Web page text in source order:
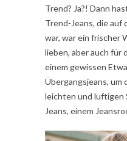
Trend? Ja?! Dann
Trend-Jeans, die auf
war, war ein frischer
lieben, aber auch für
einem gewissen
Übergangsjeans, um
leichten und luftigen
Jeans, einem